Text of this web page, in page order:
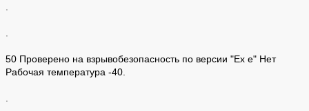
50 Проверено на взрывобезопасность по версии "Ex e" Нет
Рабочая температура -40.